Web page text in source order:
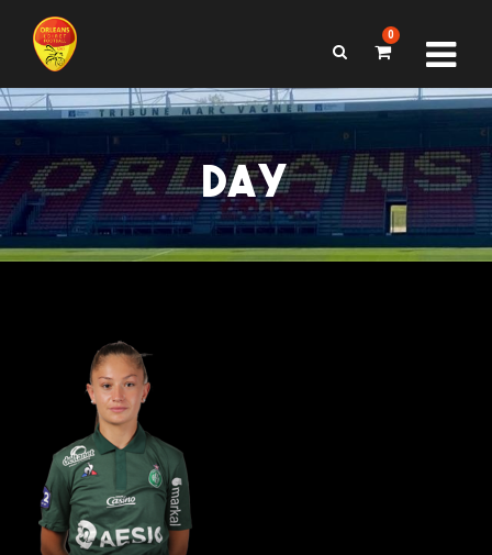
0
DAY